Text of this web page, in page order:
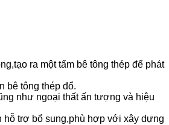
ra một tấm bê tông thép để phát
bê tông thép đổ.
như ngoại thất ấn tượng và hiệu
hỗ trợ bổ sung,phù hợp với xây dựng